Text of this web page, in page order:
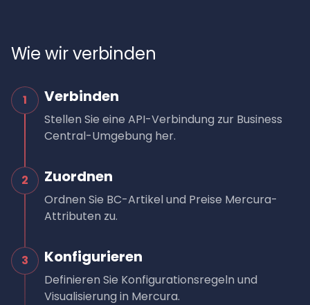
Wie wir verbinden
1 Verbinden
Stellen Sie eine API-Verbindung zur Business
Central-Umgebung her.
2 Zuordnen
Ordnen Sie BC-Artikel und Preise Mercura-
Attributen zu.
3 Konfigurieren
Definieren Sie Konfigurationsregeln und
Visualisierung in Mercura.